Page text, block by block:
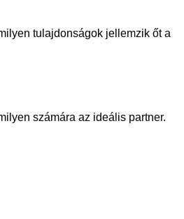
tulajdonságok jellemzik őt a
számára az ideális partner.